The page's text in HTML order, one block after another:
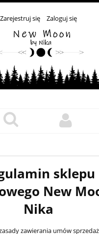
Zarejestruj się Zaloguj się
sklepu
New
Nika
zawierania umów